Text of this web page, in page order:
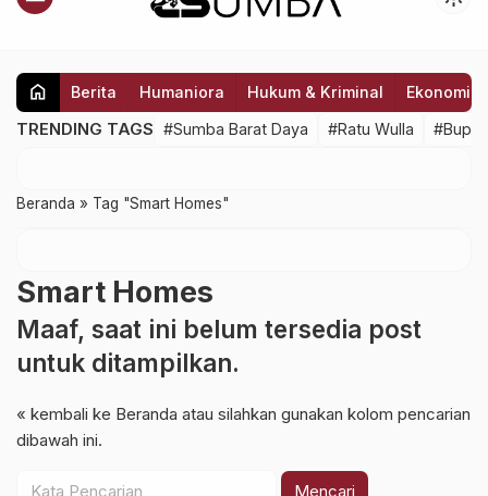
home Berita Humaniora Hukum & Kriminal Ekonomi
TRENDING TAGS #Sumba Barat Daya #Ratu Wulla
Beranda » Tag "Smart Homes"
Smart Homes
Maaf, saat ini belum tersedia post
untuk ditampilkan.
« kembali ke Beranda atau silahkan gunakan kolom pencarian
dibawah ini.
Mencari